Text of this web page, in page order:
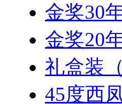
金奖30
金奖20
礼盒装
45度西